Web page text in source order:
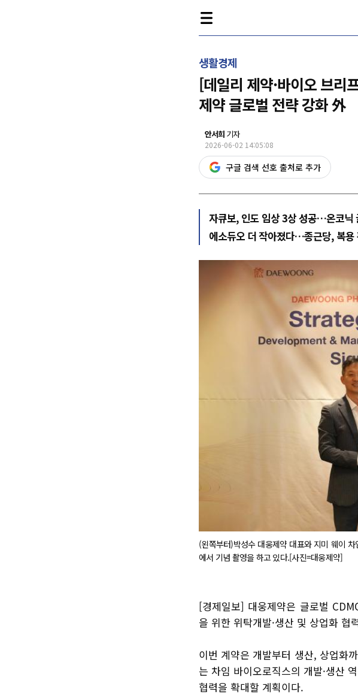
생활경제
[데일리 제약·바이오 브
제약 글로벌 전략 강화 外
안서희 기자
2026-06-02 14:05:08
구글 검색 선호 출처로 추가
자큐보, 인도 임상 3상 성공…온코닉
에소듀오 더 작아졌다…종근당, 복용
(왼쪽부터)박성수 대웅제약 대표와 지미 웨이
에서 기념 촬영을 하고 있다.[사진=대웅제약]
[경제일보] 대웅제약은 글로벌
을 위한 위탁개발·생산 및 상업화 협
이번 계약은 개발부터 생산, 상업화
는 차임 바이오로직스의 개발·생산
협력을 확대할 계획이다.